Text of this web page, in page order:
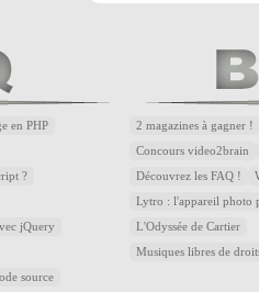
en PHP
?
jQuery
source
2 magazines à gagner !
Concours video2brain
Découvrez les FAQ !
Lytro : l'appareil photo
L'Odyssée de Cartier
Musiques libres de